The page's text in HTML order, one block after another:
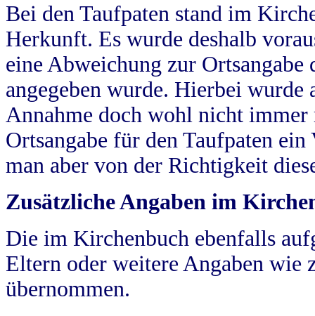
Bei den Taufpaten stand im
Herkunft. Es wurde deshalb
eine Abweichung zur
angegeben wurde. Hierbei wurde
Annahme doch wohl nicht
Ortsangabe für den Taufpaten
man aber von der Richtigkeit
Zusätzliche Angaben im
Die im Kirchenbuch ebenfalls
Eltern oder weitere Angaben wie
übernommen.